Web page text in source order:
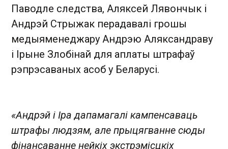
Паводле следства, Аляксей Лявончык і
Андрэй Стрыжак перадавалі грошы
медыяменеджару Андрэю Аляксандраву
і Ірыне Злобінай для аплаты штрафаў
рэпрэсаваных асоб у Беларусі.
«Андрэй і Іра дапамагалі кампенсаваць
штрафы людзям, але прыцягванне сюды
фінансаванне нейкіх экстрэмісцкіх